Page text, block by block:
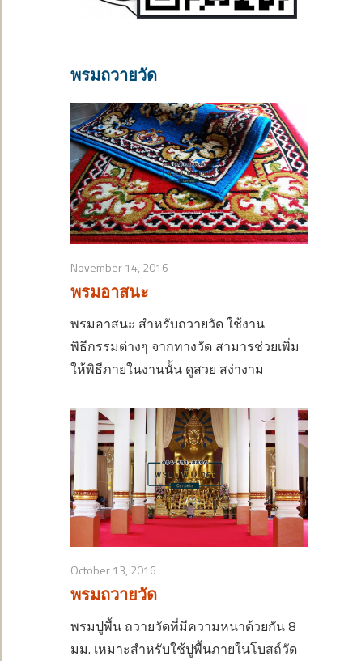
พรมถวายวัด
November 14, 2016
พรมอาสนะ
พรมอาสนะ สำหรับถวายวัด ใช้งาน
พิธีกรรมต่างๆ จากทางวัด สามารช่วยเพิ่ม
ให้พิธีภายในงานนั้น ดูสวย สง่างาม
October 13, 2016
พรมถวายวัด
พรมปูพื้น ถวายวัดที่มีความหนาด้วยกัน 8
มม. เหมาะสำหรับใช้ปูพื้นภายในโบสถ์วัด